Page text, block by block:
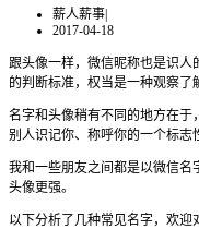
薪人薪事|
2017-04-18
跟头像一样，微信昵称也是识人
的判断标准，权当是一种观察了
名字和头像稍有不同的地方在于
别人识记你、称呼你的一个标志
我和一些朋友之间都是以微信名
头像更强。
以下分析了几种常见名字，欢迎